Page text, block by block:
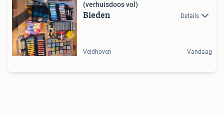
(verhuisdoos vol)
Bieden Details
Veldhoven Vandaag